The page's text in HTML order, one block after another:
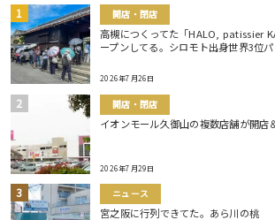
開店・閉店
高槻につくってた「HALO, patissier
ープンしてる。シロモト出身世界3位
2026年7月26日
開店・閉店
イオンモール久御山の複数店舗が開店
2026年7月29日
ニュース
宮之阪に行列できてた。あら川の桃